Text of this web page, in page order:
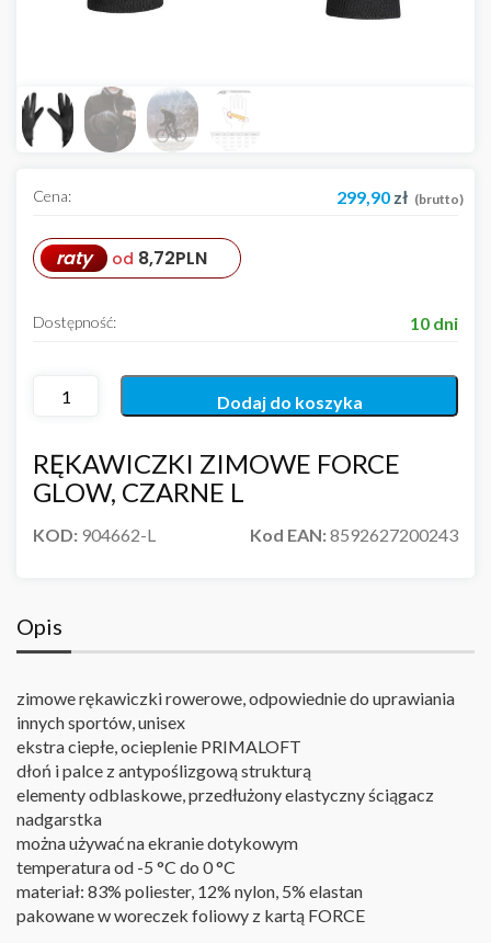
RĘKAWICZKI ZIMOWE FORCE
GLOW, CZARNE L
KOD: 904662-L Kod EAN:8592627200243
Cena: 299,90 zł (brutto)
raty od 8,72PLN
Dostępność: 10 dni
Dodaj do koszyka
Opis
zimowe rękawiczki rowerowe, odpowiednie do uprawiania
innych sportów, unisex
ekstra ciepłe, ocieplenie PRIMALOFT
dłoń i palce z antypoślizgową strukturą
elementy odblaskowe, przedłużony elastyczny ściągacz
nadgarstka
można używać na ekranie dotykowym
temperatura od -5 °C do 0 °C
materiał: 83% poliester, 12% nylon, 5% elastan
pakowane w woreczek foliowy z kartą FORCE